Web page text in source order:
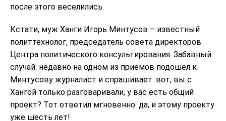
после этого веселились.
Кстати, муж Ханги Игорь Минтусов – известный
политтехнолог, председатель совета директоров
Центра политического консультирования. Забавный
случай: недавно на одном из приемов подошел к
Минтусову журналист и спрашивает: вот, вы с
Хангой только разговаривали, у вас есть общий
проект? Тот ответил мгновенно: да, и этому проекту
уже шесть лет!